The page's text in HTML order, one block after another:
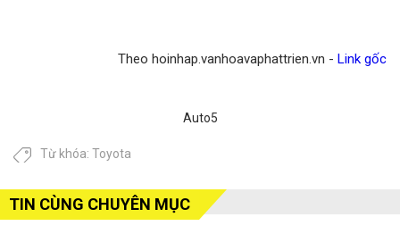
Theo hoinhap.vanhoavaphattrien.vn - Link gốc
Auto5
Từ khóa: Toyota
TIN CÙNG CHUYÊN MỤC